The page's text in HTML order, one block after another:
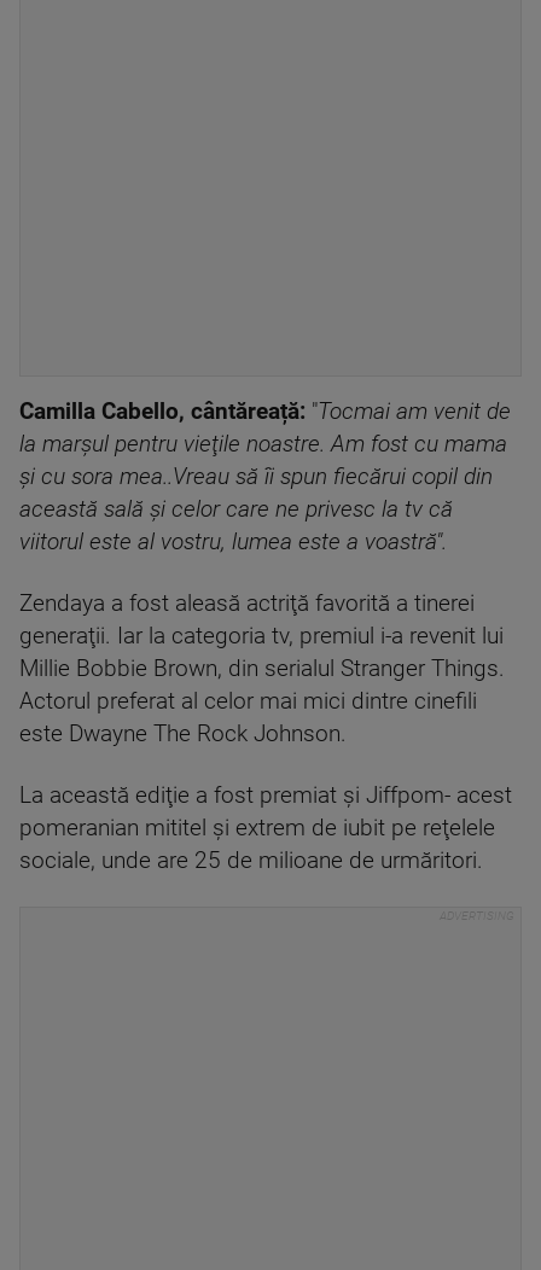
Camilla Cabello, cântăreață: "Tocmai am venit de
la marşul pentru vieţile noastre. Am fost cu mama
şi cu sora mea..Vreau să îi spun fiecărui copil din
această sală şi celor care ne privesc la tv că
viitorul este al vostru, lumea este a voastră".
Zendaya a fost aleasă actriţă favorită a tinerei
generaţii. Iar la categoria tv, premiul i-a revenit lui
Millie Bobbie Brown, din serialul Stranger Things.
Actorul preferat al celor mai mici dintre cinefili
este Dwayne The Rock Johnson.
La această ediţie a fost premiat şi Jiffpom- acest
pomeranian mititel şi extrem de iubit pe reţelele
sociale, unde are 25 de milioane de urmăritori.